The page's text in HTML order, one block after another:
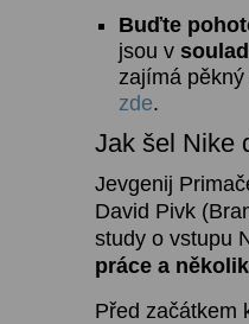
Buďte
jsou v
zajímá
zde.
Jak šel Nike
Jevgenij
David Pivk
study o vstupu
práce a
Před začátkem